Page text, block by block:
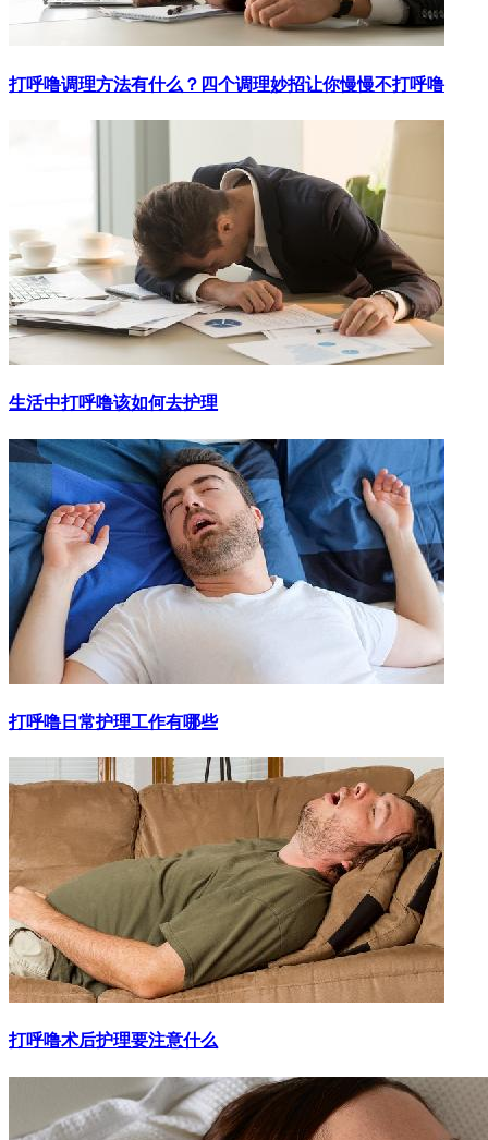
打呼噜调理方法有什么？四个调理妙招让你慢慢不打呼噜
生活中打呼噜该如何去护理
打呼噜日常护理工作有哪些
打呼噜术后护理要注意什么